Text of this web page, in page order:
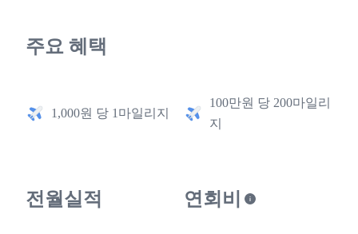
주요 혜택
1,000원 당 1마일리지
100만원 당 200마일리
지
전월실적 연회비